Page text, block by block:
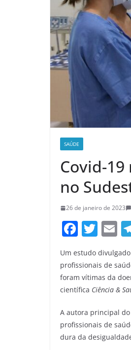
SAÚDE
Covid-
no
26 de janeiro de 2023
F
c
e
b
o
o
k
T
w
itt
er
E
m
ai
l
Um estudo
profissionais de
foram vítimas da
científica Ciência &
A autora principal
profissionais de
dura da